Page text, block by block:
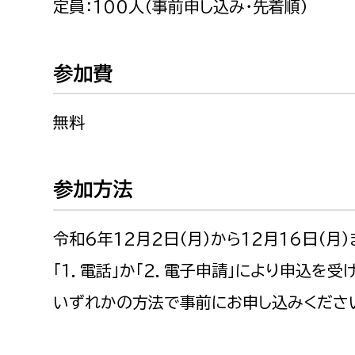
定員：100人（事前申し込み・先着順）
参加費
無料
参加方法
令和6年12月2日（月）から12月16日（月）
「１．電話」か「２．電子申請」により申込を
いずれかの方法で事前にお申し込みくださ